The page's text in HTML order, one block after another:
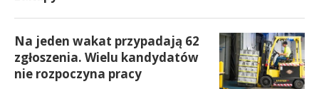
Na jeden wakat przypadają 62
zgłoszenia. Wielu kandydatów
nie rozpoczyna pracy